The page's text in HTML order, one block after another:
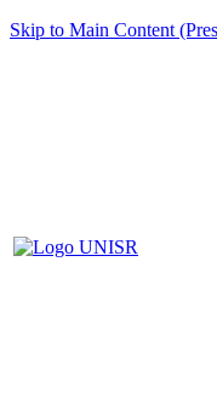
Skip to Main Content